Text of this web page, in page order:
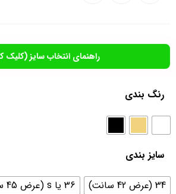
راهنمای انتخاب سایز (کلیک
رنگ بندی
سایز بندی
34 (عرض 42 سانت)
36 یا s (عرض 45 سانت)